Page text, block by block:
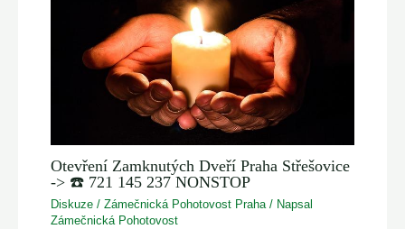
Otevření Zamknutých Dveří Praha Střešovice
-> ☎️ 721 145 237 NONSTOP
Diskuze /Zámečnická Pohotovost Praha / Napsal
Zámečnická Pohotovost